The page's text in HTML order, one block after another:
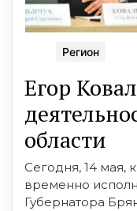
Регион
Егор
области
Сегодня, 14 мая,
временно
Губернатора